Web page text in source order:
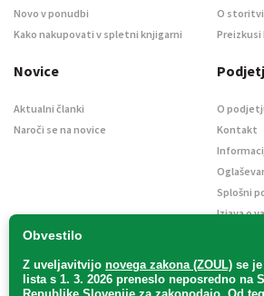
Obvestilo
Z uveljavitvijo novega zakona (ZOUL) se je
lista s 1. 3. 2026 preneslo neposredno na
Novo v ponudbi
Kako nakupovati v spletni knjigarni
O storitvi
Preizkusi
Novice
Aktualni članki
Naroči se na novice
O
Kontakt
Splošni
Izjava o